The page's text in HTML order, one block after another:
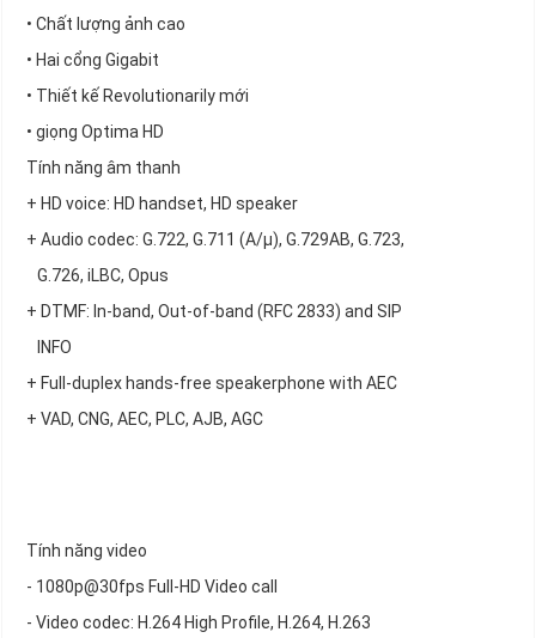
• Chất lượng ảnh cao
• Hai cổng Gigabit
• Thiết kế Revolutionarily mới
• giọng Optima HD
Tính năng âm thanh
+ HD voice: HD handset, HD speaker
+ Audio codec: G.722, G.711 (A/μ), G.729AB, G.723,
G.726, iLBC, Opus
+ DTMF: In-band, Out-of-band (RFC 2833) and SIP
INFO
+ Full-duplex hands-free speakerphone with AEC
+ VAD, CNG, AEC, PLC, AJB, AGC
Tính năng video
- 1080p@30fps Full-HD Video call
- Video codec: H.264 High Profile, H.264, H.263